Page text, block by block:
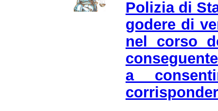
Polizia di
godere di
nel corso
a